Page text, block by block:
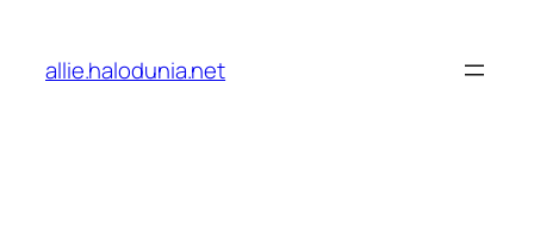
konten
allie.halodunia.net